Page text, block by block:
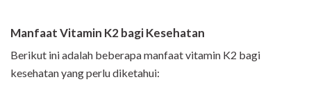
Manfaat Vitamin K2 bagi Kesehatan
Berikut ini adalah beberapa manfaat vitamin K2 bagi
kesehatan yang perlu diketahui: